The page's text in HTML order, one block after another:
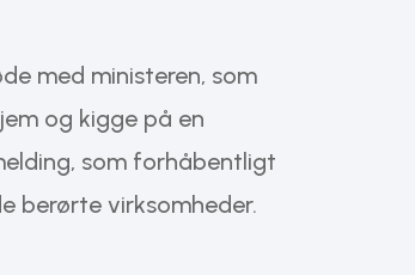
med ministeren, som
og kigge på en
som forhåbentligt
berørte virksomheder.